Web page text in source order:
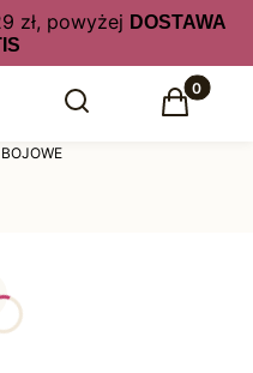
zł, powyżej DOSTAWA
Otwórz wyszukiwarkę
Szukaj Produkty
Koszyk